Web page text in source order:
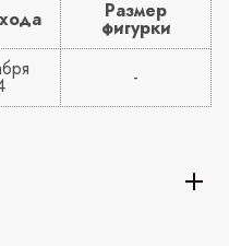
Размер
фигурки
-